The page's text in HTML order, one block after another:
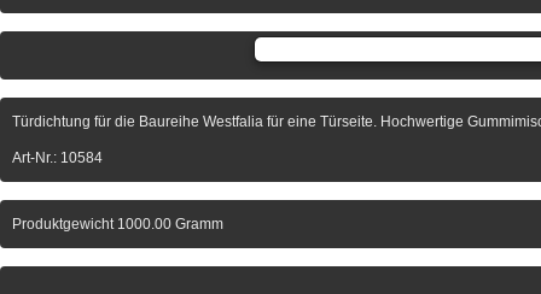
Türdichtung für die Baureihe Westfalia für eine Türseite. Hochwertige
Art-Nr.: 10584
Produktgewicht 1000.00 Gramm